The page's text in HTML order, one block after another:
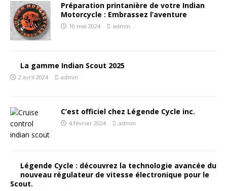
Préparation printanière de votre Indian
Motorcycle : Embrassez l’aventure
10 mai 2024 admin
La gamme Indian Scout 2025
2 avril 2024 admin
C’est officiel chez Légende Cycle inc.
4 février 2024 admin
Légende Cycle : découvrez la technologie avancée du
nouveau régulateur de vitesse électronique pour le
Scout.